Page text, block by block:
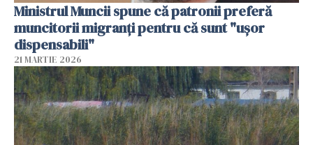
Ministrul Muncii spune că patronii preferă
muncitorii migranți pentru că sunt "uşor
dispensabili"
21 MARTIE 2026